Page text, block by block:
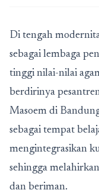
Di tengah
sebagai lembaga
tinggi nilai-nilai
berdirinya
Masoem di
sebagai tempat
mengintegrasikan
sehingga
dan beriman.